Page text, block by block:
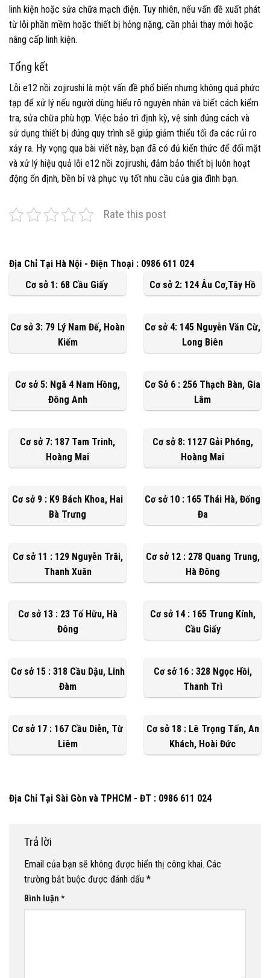
linh kiện hoặc sửa chữa mạch điện. Tuy nhiên, nếu vấn đề xuất phát
từ lỗi phần mềm hoặc thiết bị hỏng nặng, cần phải thay mới hoặc
nâng cấp linh kiện.
Tổng kết
Lỗi e12 nồi zojirushi là một vấn đề phổ biến nhưng không quá phức
tạp để xử lý nếu người dùng hiểu rõ nguyên nhân và biết cách kiểm
tra, sửa chữa phù hợp. Việc bảo trì định kỳ, vệ sinh đúng cách và
sử dụng thiết bị đúng quy trình sẽ giúp giảm thiểu tối đa các rủi ro
xảy ra. Hy vọng qua bài viết này, bạn đã có đủ kiến thức để đối mặt
và xử lý hiệu quả lỗi e12 nồi zojirushi, đảm bảo thiết bị luôn hoạt
động ổn định, bền bỉ và phục vụ tốt nhu cầu của gia đình bạn.
Rate this post
Địa Chỉ Tại Hà Nội - Điện Thoại : 0986 611 024
Cơ sở 1: 68 Cầu Giấy
Cơ sở 2: 124 Âu Cơ,Tây Hồ
Cơ sở 3: 79 Lý Nam Đế, Hoàn
Kiếm
Cơ sở 4: 145 Nguyễn Văn Cừ,
Long Biên
Cơ sở 5: Ngã 4 Nam Hồng,
Đông Anh
Cơ Sở 6 : 256 Thạch Bàn, Gia
Lâm
Cơ sở 7: 187 Tam Trinh,
Hoàng Mai
Cơ sở 8: 1127 Gải Phóng,
Hoàng Mai
Cơ sở 9 : K9 Bách Khoa, Hai
Bà Trưng
Cơ sở 10 : 165 Thái Hà, Đống
Đa
Cơ sở 11 : 129 Nguyễn Trãi,
Thanh Xuân
Cơ sở 12 : 278 Quang Trung,
Hà Đông
Cơ sở 13 : 23 Tố Hữu, Hà
Đông
Cơ sở 14 : 165 Trung Kính,
Cầu Giấy
Cơ sở 15 : 318 Cầu Dậu, Linh
Đàm
Cơ sở 16 : 328 Ngọc Hồi,
Thanh Trì
Cơ sở 17 : 167 Cầu Diễn, Từ
Liêm
Cơ sở 18 : Lê Trọng Tấn, An
Khách, Hoài Đức
Địa Chỉ Tại Sài Gòn và TPHCM - ĐT : 0986 611 024
Trả lời
Email của bạn sẽ không được hiển thị công khai. Các
trường bắt buộc được đánh dấu *
Bình luận *